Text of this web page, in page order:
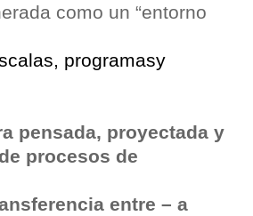
como un “entorno
programasy
pensada, proyectada y
procesos de
entre – a